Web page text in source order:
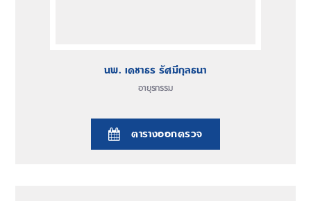
อายุรกรรม
นพ. เดชาธร รัศมีกุลธนา
ตารางออกตรวจ